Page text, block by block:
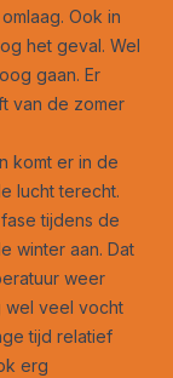
Ook in
het geval. Wel
gaan. Er
van de zomer
komt er in de
lucht terecht.
tijdens de
winter aan. Dat
weer
wel veel vocht
tijd relatief
erg